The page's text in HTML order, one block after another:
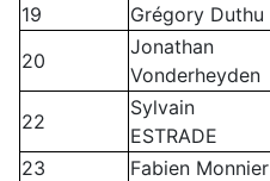
19
Grégory Duthu
20
Jonathan
Vonderheyden
22
Sylvain
ESTRADE
23
Fabien Monnier